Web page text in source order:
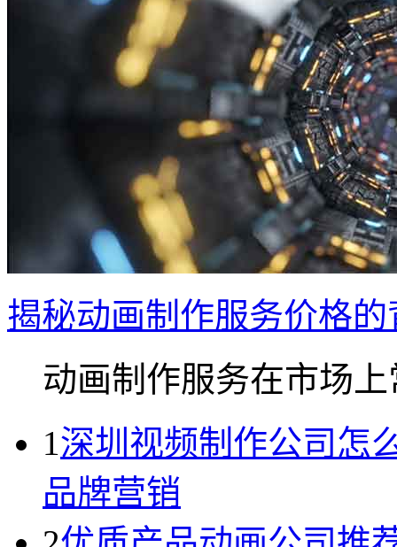
揭秘动画制作服务价格
动画制作服务在市场上
1深圳视频制作公司怎
品牌营销